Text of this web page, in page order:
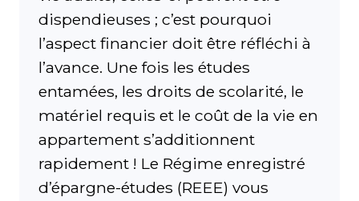
dispendieuses ; c’est pourquoi
l’aspect financier doit être réfléchi à
l’avance. Une fois les études
entamées, les droits de scolarité, le
matériel requis et le coût de la vie en
appartement s’additionnent
rapidement ! Le Régime enregistré
d’épargne-études (REEE) vous